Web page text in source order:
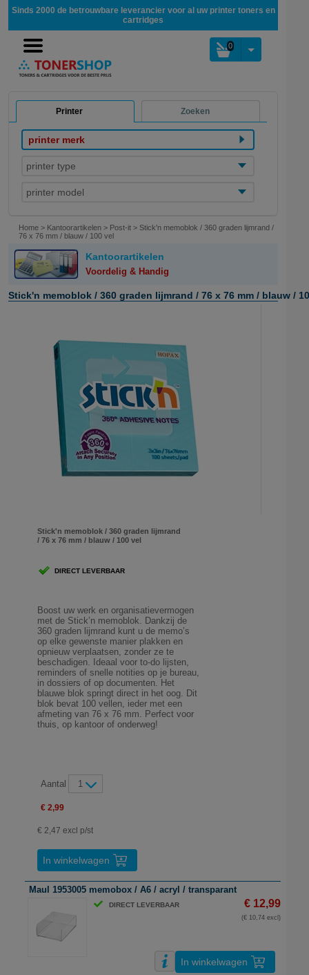
Sinds 2000 de betrouwbare leverancier voor al uw printer toners en
cartridges
0
Printer Zoeken
printer merk
printer type
printer model
Home > Kantoorartikelen > Post-it > Stick'n memoblok / 360 graden lijmrand /
76 x 76 mm / blauw / 100 vel
Kantoorartikelen
Voordelig & Handig
Stick'n memoblok / 360 graden lijmrand / 76 x 76 mm / blauw /
Stick'n memoblok / 360 graden lijmrand
/ 76 x 76 mm / blauw / 100 vel
DIRECT LEVERBAAR
Boost uw werk en organisatievermogen
met de Stick’n memoblok. Dankzij de
360 graden lijmrand kunt u de memo’s
op elke gewenste manier plakken en
opnieuw verplaatsen, zonder ze te
beschadigen. Ideaal voor to-do lijsten,
reminders of snelle notities op je bureau,
in dossiers of op documenten. Het
blauwe blok springt direct in het oog. Dit
blok bevat 100 vellen, ieder met een
afmeting van 76 x 76 mm. Perfect voor
thuis, op kantoor of onderweg!
Aantal 1
€ 2,99
€ 2,47 excl p/st
In winkelwagen
Maul 1953005 memobox / A6 / acryl / transparant
DIRECT LEVERBAAR € 12,99
(€ 10,74 excl)
In winkelwagen